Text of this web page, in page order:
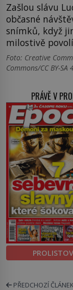
Zašlou slávu
občasné
snímků, když
milostivě
Foto: Creative
Commons/CC BY-SA
PRÁVĚ V
PŘEDCHOZÍ ČLÁNEK